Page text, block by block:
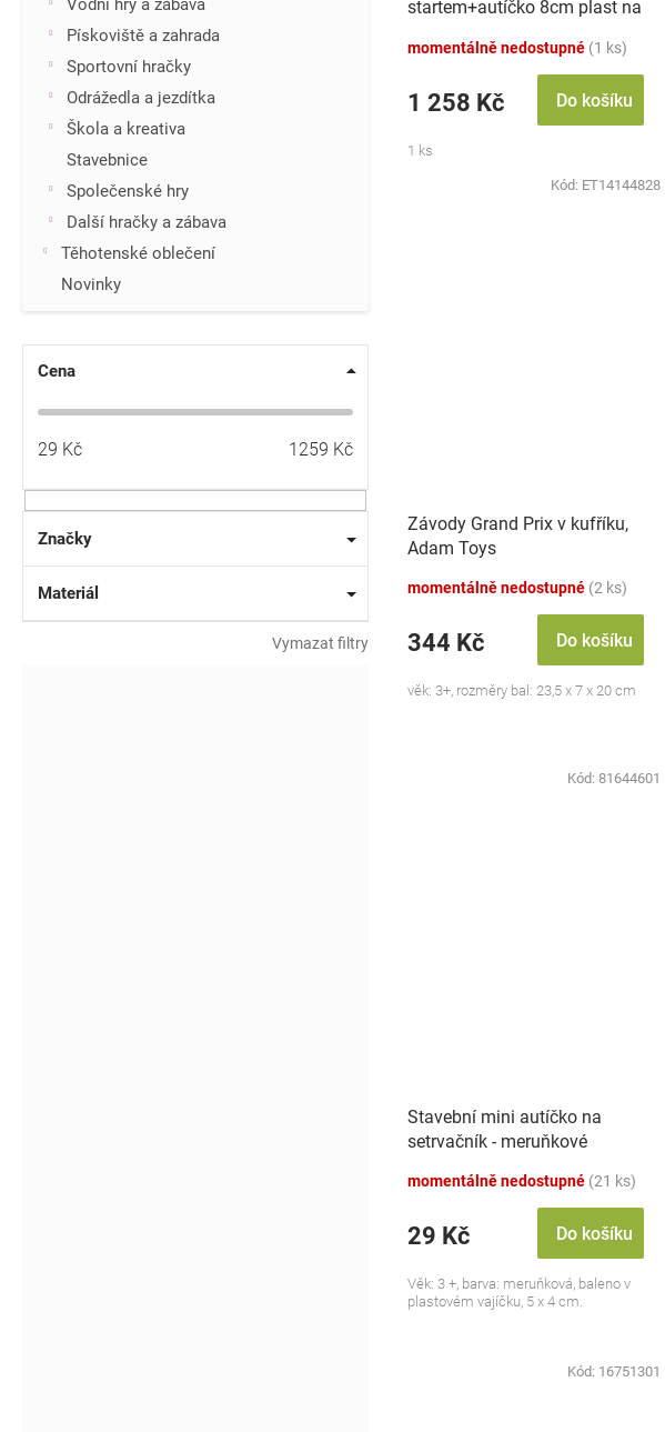
Vodní hry a zábava
Pískoviště a zahrada
Sportovní hračky
Odrážedla a jezdítka
Škola a kreativa
Stavebnice
Společenské hry
Další hračky a zábava
Těhotenské oblečení
Novinky
Cena
29 Kč 1259 Kč
Značky
Materiál
Vymazat filtry
startem+autíčko 8cm plast na
v
momentálně nedostupné (1 ks)
1 258 Kč Do košíku
1 ks
Kód: ET14144828
Závody Grand Prix v kufříku,
Adam Toys
momentálně nedostupné (2 ks)
344 Kč Do košíku
věk: 3+, rozměry bal: 23,5 x 7 x 20 cm
Kód: 81644601
Stavební mini autíčko na
setrvačník - meruňkové
momentálně nedostupné (21 ks)
29 Kč Do košíku
Věk: 3 +, barva: meruňková, baleno v
plastovém vajíčku, 5 x 4 cm.
Kód: 16751301